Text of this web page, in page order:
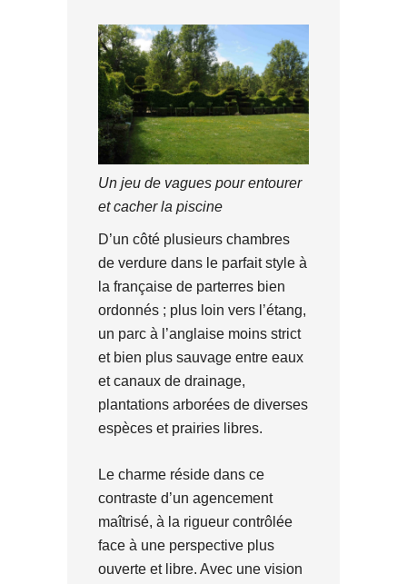
Un jeu de vagues pour entourer
et cacher la piscine
D’un côté plusieurs chambres
de verdure dans le parfait style à
la française de parterres bien
ordonnés ; plus loin vers l’étang,
un parc à l’anglaise moins strict
et bien plus sauvage entre eaux
et canaux de drainage,
plantations arborées de diverses
espèces et prairies libres.
Le charme réside dans ce
contraste d’un agencement
maîtrisé, à la rigueur contrôlée
face à une perspective plus
ouverte et libre. Avec une vision